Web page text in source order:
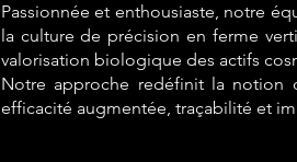
Passionnée et enthousiaste, notre
la culture de précision en ferme
valorisation biologique des actifs
Notre approche redéfinit la notion
efficacité augmentée, traçabilité et